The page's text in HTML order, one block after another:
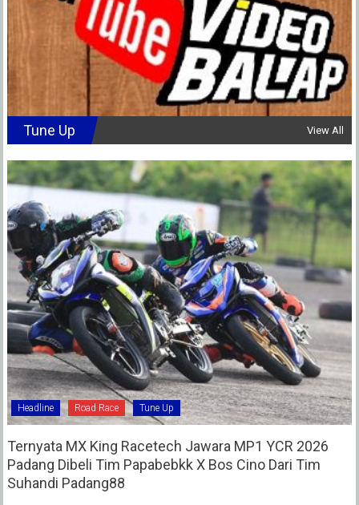
Tune Up View All
Headline Road Race Tune Up
Ternyata MX King Racetech Jawara MP1 YCR 2026
Padang Dibeli Tim Papabebkk X Bos Cino Dari Tim
Suhandi Padang88